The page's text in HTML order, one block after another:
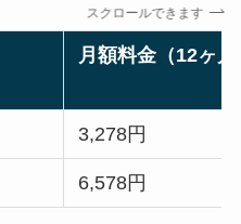
スクロールできます
月額料金（12ヶ
3,278円
6,578円